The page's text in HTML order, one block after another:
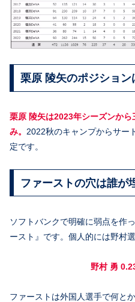
栗原 陵矢のポジション
栗原 陵矢は2023年シーズンか
み。 2022秋のキャンプからサー
定です。
ファーストの穴は誰が
ソフトバンクで明確に弱点を作
ースト』です。個人的には野村
野村 勇
ファーストは外国人選手で何と